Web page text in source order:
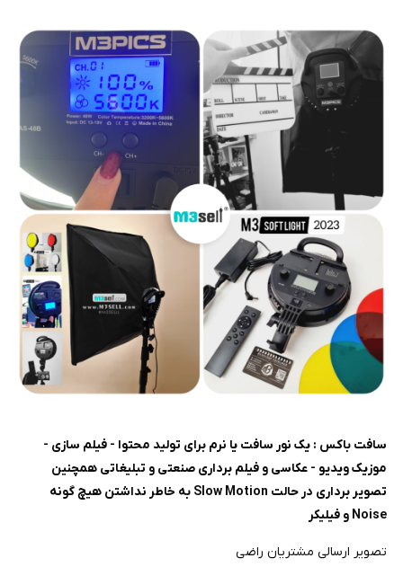
سافت باکس : یک نور سافت یا نرم برای تولید محتوا - فیلم سازی -
موزیک ویدیو - عکاسی و فیلم برداری صنعتی و تبلیغاتی همچنین
تصویر برداری در حالت Slow Motion به خاطر نداشتن هیچ گونه
Noise و فیلیکر
تصویر ارسالی مشتریان راضی